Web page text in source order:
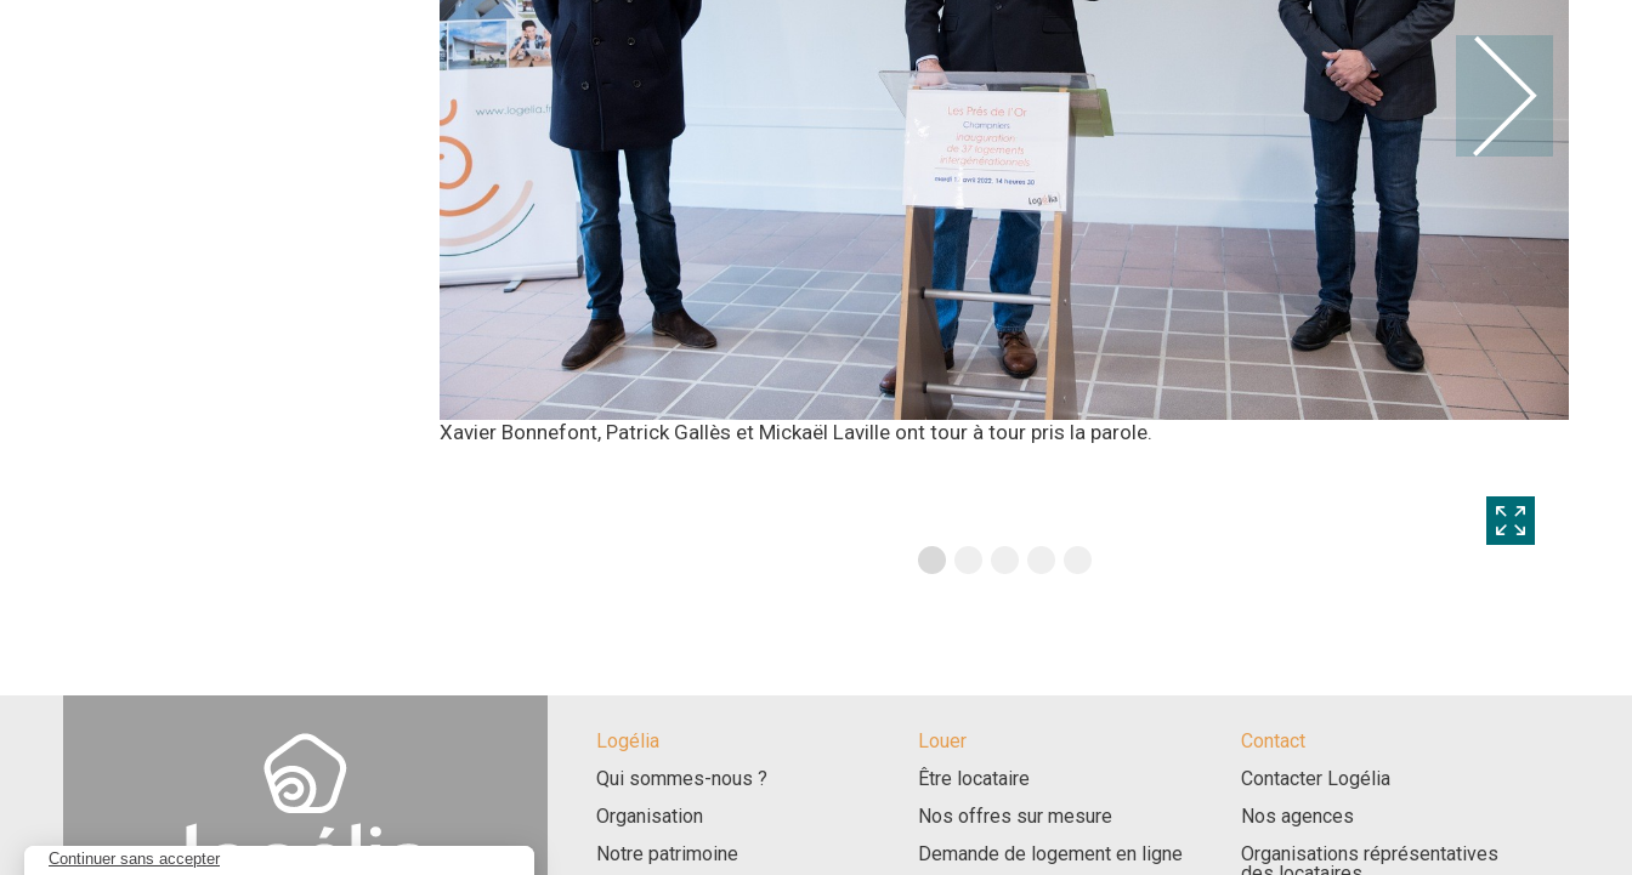
Xavier Bonnefont, Patrick Gallès et Mickaël Laville ont tour à tour pris la parole.
Logélia
Qui sommes-nous ?
Organisation
Notre patrimoine
Louer
Être locataire
Nos offres sur mesure
Demande de logement en ligne
Contact
Contacter Logélia
Nos agences
Organisations réprésentatives